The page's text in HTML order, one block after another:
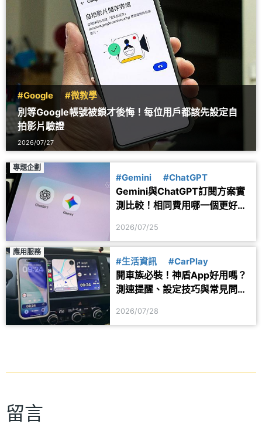
#Google #微教學
別等Google帳號被鎖才後悔！每位用戶都該先設定自
拍影片驗證
2026/07/27
專題企劃
#Gemini #ChatGPT
Gemini與ChatGPT訂閱方案實
測比較！相同費用哪一個更好
2026/07/25
應用服務
#生活資訊 #CarPlay
開車族必裝！神盾App好用嗎？
測速提醒、設定技巧與常見問題
2026/07/28
留言